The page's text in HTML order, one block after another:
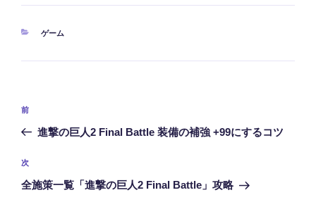
カ
ゲーム
投
ナ
ビ
ゲ
前
の
稿
前
進撃の巨人2 Final Battle 装備の補強 +99にするコツ
次
の
次
全施策一覧「進撃の巨人2 Final Battle」攻略